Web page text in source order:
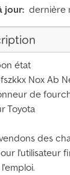
jour: dernière
état
Nox Ab
de
Toyota
des
l'utilisateur